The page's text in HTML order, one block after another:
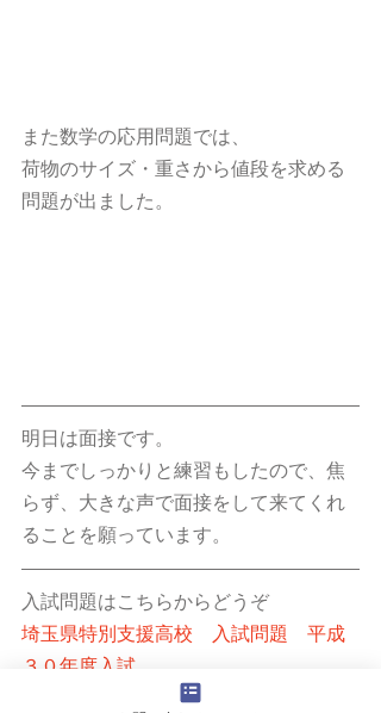
また数学の応用問題では、
荷物のサイズ・重さから値段を求める
問題が出ました。
明日は面接です。
今までしっかりと練習もしたので、焦
らず、大きな声で面接をして来てくれ
ることを願っています。
入試問題はこちらからどうぞ
埼玉県特別支援高校　入試問題　平成
３０年度入試